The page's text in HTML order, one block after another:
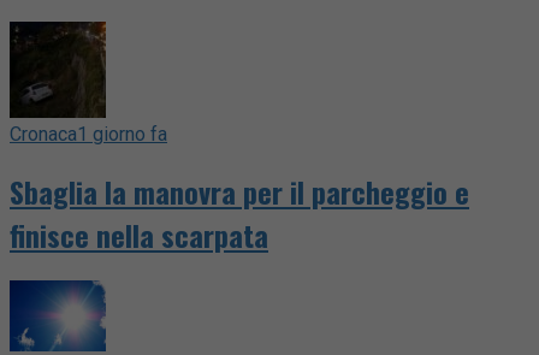
Cronaca1 giorno fa
Sbaglia la manovra per il parcheggio e
finisce nella scarpata